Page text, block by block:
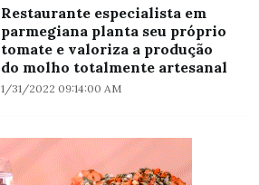
Restaurante especialista em
parmegiana planta seu próprio
tomate e valoriza a produção
do molho totalmente artesanal
1/31/2022 09:14:00 AM